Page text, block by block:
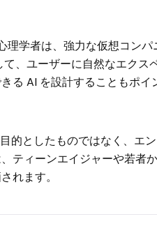
学者は、強力な仮想コン
、ユーザーに自然なエク
る AI を設計することもポイ
的としたものではなく、エ
ティーンエイジャーや若者
れます。